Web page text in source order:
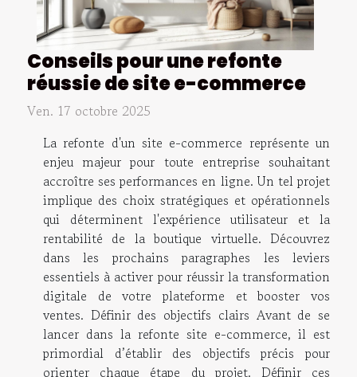
Conseils pour une refonte
réussie de site e-commerce
Ven. 17 octobre 2025
La refonte d'un site e-commerce représente un
enjeu majeur pour toute entreprise souhaitant
accroître ses performances en ligne. Un tel projet
implique des choix stratégiques et opérationnels
qui déterminent l'expérience utilisateur et la
rentabilité de la boutique virtuelle. Découvrez
dans les prochains paragraphes les leviers
essentiels à activer pour réussir la transformation
digitale de votre plateforme et booster vos
ventes. Définir des objectifs clairs Avant de se
lancer dans la refonte site e-commerce, il est
primordial d’établir des objectifs précis pour
orienter chaque étape du projet. Définir ces